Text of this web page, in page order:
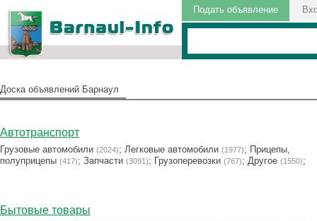
Подать объявление
Доска объявлений Барнаул
Автотранспорт
Грузовые автомобили (2024); Легковые автомобили (1977); Прицепы,
полуприцепы (417); Запчасти (3091); Грузоперевозки (767); Другое (1550);
Бытовые товары